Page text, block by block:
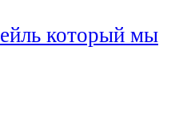
который мы